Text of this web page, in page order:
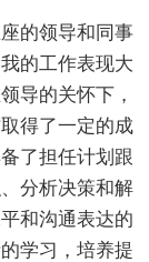
的领导和同事
的工作表现大
导的关怀下，
得了一定的成
了担任计划跟
分析决策和解
和沟通表达的
学习，培养提